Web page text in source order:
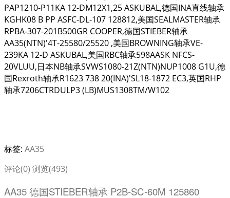
PAP1210-P11KA 12-DM12X1,25 ASKUBAL,德国INA直线轴承
KGHK08 B PP ASFC-DL-107 128812,美国SEALMASTER轴承
RPBA-307-201B500GR COOPER,德国STIEBER轴承
AA35(NTN)'4T-25580/25520 ,美国BROWNING轴承VE-
239KA 12-D ASKUBAL,美国RBC轴承598AASK NFCS-
20VLUU,日本NB轴承SVWS1080-21Z(NTN)NUP1008 G1U,德
国Rexroth轴承R1623 738 20(INA)'SL18-1872 EC3,英国RHP
轴承7206CTRDULP3 (LB)MUS1308TM/W102
标签: AA35
评论(0) 浏览(493)
AA35 德国STIEBER轴承 P2B-SC-60M 125860